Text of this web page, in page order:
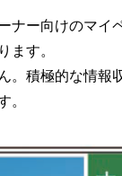
ー向けのマイ
す。
積極的な情報